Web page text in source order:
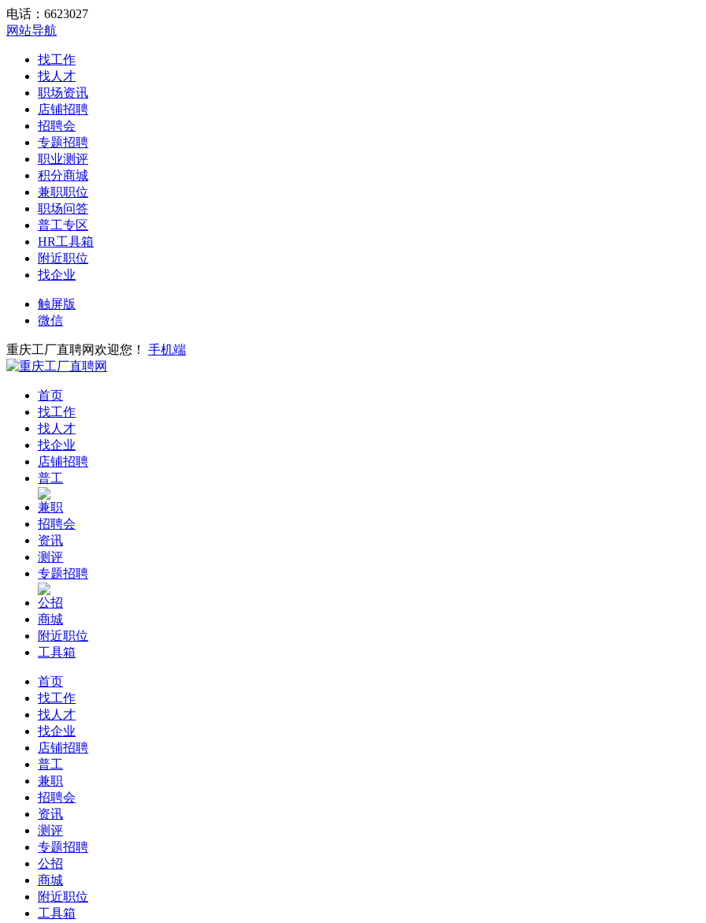
电话：6623027
网站导航
找工作
找人才
职场资讯
店铺招聘
招聘会
专题招聘
职业测评
积分商城
兼职职位
职场问答
普工专区
HR工具箱
附近职位
找企业
触屏版
微信
重庆工厂直聘网欢迎您！ 手机端
首页
找工作
找人才
找企业
店铺招聘
普工
兼职
招聘会
资讯
测评
专题招聘
公招
商城
附近职位
工具箱
首页
找工作
找人才
找企业
店铺招聘
普工
兼职
招聘会
资讯
测评
专题招聘
公招
商城
附近职位
工具箱